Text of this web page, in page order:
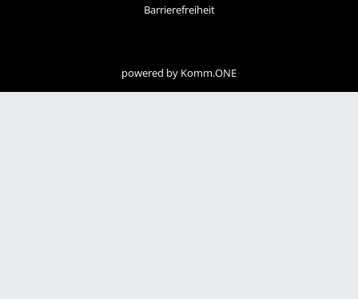
Barrierefreiheit
powered by Komm.ONE